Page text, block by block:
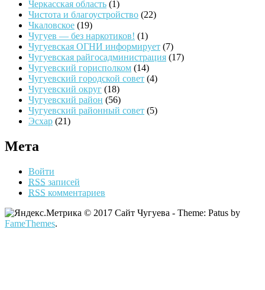
Черкасская область (1)
Чистота и благоустройство (22)
Чкаловское (19)
Чугуев — без наркотиков! (1)
Чугуевская ОГНИ информирует (7)
Чугуевская райгосадминистрация (17)
Чугуевский горисполком (14)
Чугуевский городской совет (4)
Чугуевский округ (18)
Чугуевский район (56)
Чугуевский районный совет (5)
Эсхар (21)
Мета
Войти
RSS записей
RSS комментариев
© 2017 Сайт Чугуева - Theme: Patus by
FameThemes.